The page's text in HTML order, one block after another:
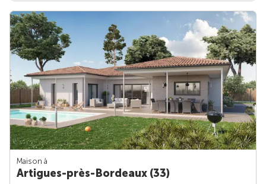
Maison à
Artigues-près-Bordeaux (33)